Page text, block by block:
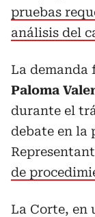
pruebas
análisis del
La demanda
Paloma
durante el
debate en la
de
La Corte, en